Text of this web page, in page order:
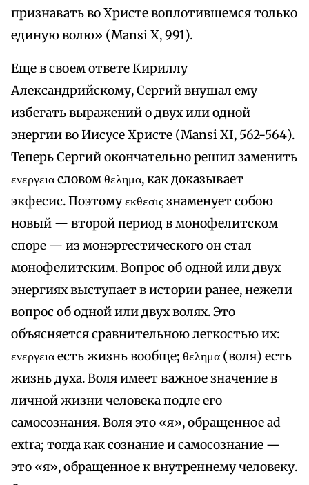
признавать во Христе воплотившемся только
единую волю» (Mansi X, 991).
Еще в своем ответе Кириллу
Александрийскому, Сергий внушал ему
избегать выражений о двух или одной
энергии во Иисусе Христе (Mansi XI, 562-564).
Теперь Сергий окончательно решил заменить
ενεργεια словом θελημα, как доказывает
экфесис. Поэтому εκθεσις знаменует собою
новый — второй период в монофелитском
споре — из монэргестического он стал
монофелитским. Вопрос об одной или двух
энергиях выступает в истории ранее, нежели
вопрос об одной или двух волях. Это
объясняется сравнительною легкостью их:
ενεργεια есть жизнь вообще; θελημα (воля) есть
жизнь духа. Воля имеет важное значение в
личной жизни человека подле его
самосознания. Воля это «я», обращенное ad
extra; тогда как сознание и самосознание —
это «я», обращенное к внутреннему человеку.